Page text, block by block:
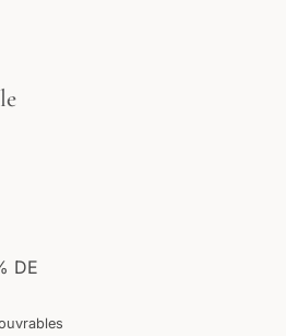
DE